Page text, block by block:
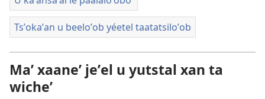
Tsʼokaʼan u beeloʼob yéetel taatatsiloʼob
Maʼ xaaneʼ jeʼel u yutstal xan ta
wicheʼ